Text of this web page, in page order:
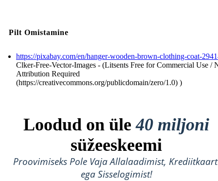
Pilt Omistamine
https://pixabay.com/en/hanger-wooden-brown-clothing-coat-
Clker-Free-Vector-Images - (Litsents Free for Commercial Use /
Attribution Required
(https://creativecommons.org/publicdomain/zero/1.0) )
Loodud on üle40 miljoni
süžeeskeemi
Proovimiseks Pole Vaja Allalaadimist,
ega Sisselogimist!